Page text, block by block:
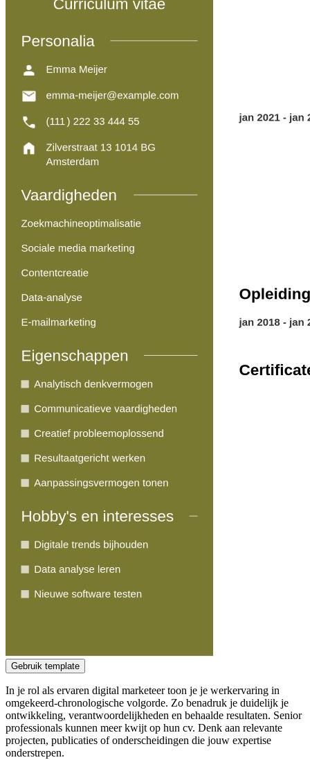
Gebruik template
In je rol als ervaren digital marketeer toon je je werkervaring in
omgekeerd-chronologische volgorde. Zo benadruk je duidelijk je
ontwikkeling, verantwoordelijkheden en behaalde resultaten. Senior
professionals kunnen meer kwijt op hun cv. Denk aan relevante
projecten, publicaties of onderscheidingen die jouw expertise
onderstrepen.